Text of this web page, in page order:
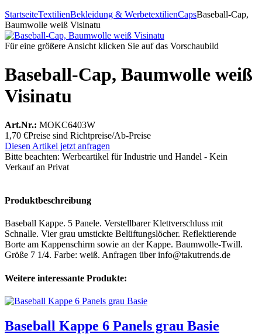
StartseiteTextilienBekleidung & WerbetextilienCapsBaseball-Cap,
Baumwolle weiß Visinatu
Für eine größere Ansicht klicken Sie auf das Vorschaubild
Baseball-Cap, Baumwolle weiß
Visinatu
Art.Nr.: MOKC6403W
1,70 €Preise sind Richtpreise/Ab-Preise
Diesen Artikel jetzt anfragen
Bitte beachten: Werbeartikel für Industrie und Handel - Kein
Verkauf an Privat
Produktbeschreibung
Baseball Kappe. 5 Panele. Verstellbarer Klettverschluss mit
Schnalle. Vier grau umstickte Belüftungslöcher. Reflektierende
Borte am Kappenschirm sowie an der Kappe. Baumwolle-Twill.
Größe 7 1/4. Farbe: weiß. Anfragen über info@takutrends.de
Weitere interessante Produkte:
Baseball Kappe 6 Panels grau Basie